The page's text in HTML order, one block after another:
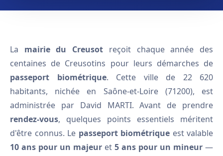
La mairie du Creusot reçoit chaque année des
centaines de Creusotins pour leurs démarches de
passeport biométrique. Cette ville de 22 620
habitants, nichée en Saône-et-Loire (71200), est
administrée par David MARTI. Avant de prendre
rendez-vous, quelques points essentiels méritent
d'être connus. Le passeport biométrique est valable
10 ans pour un majeur et 5 ans pour un mineur —